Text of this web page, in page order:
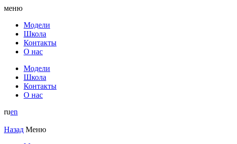
меню
Модели
Школа
Контакты
О нас
Модели
Школа
Контакты
О нас
ruen
Назад Меню